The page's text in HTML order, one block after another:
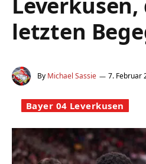
letzten
By Michael Sassie 7. Februar
Bayer 04 Leverkusen